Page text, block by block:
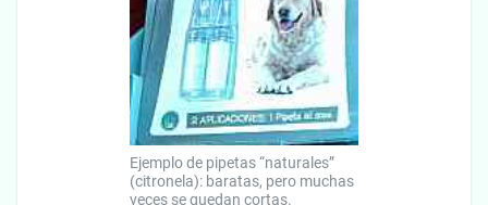
Ejemplo de pipetas “naturales”
(citronela): baratas, pero muchas
veces se quedan cortas.